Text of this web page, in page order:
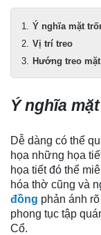
Ý nghĩa mặt
Vị trí treo
Hướng treo
Ý nghĩa
Dễ dàng có thể
họa những họa
họa tiết đó thể
hóa thờ cũng và
đồng phản ánh
phong tục tập
Cổ.